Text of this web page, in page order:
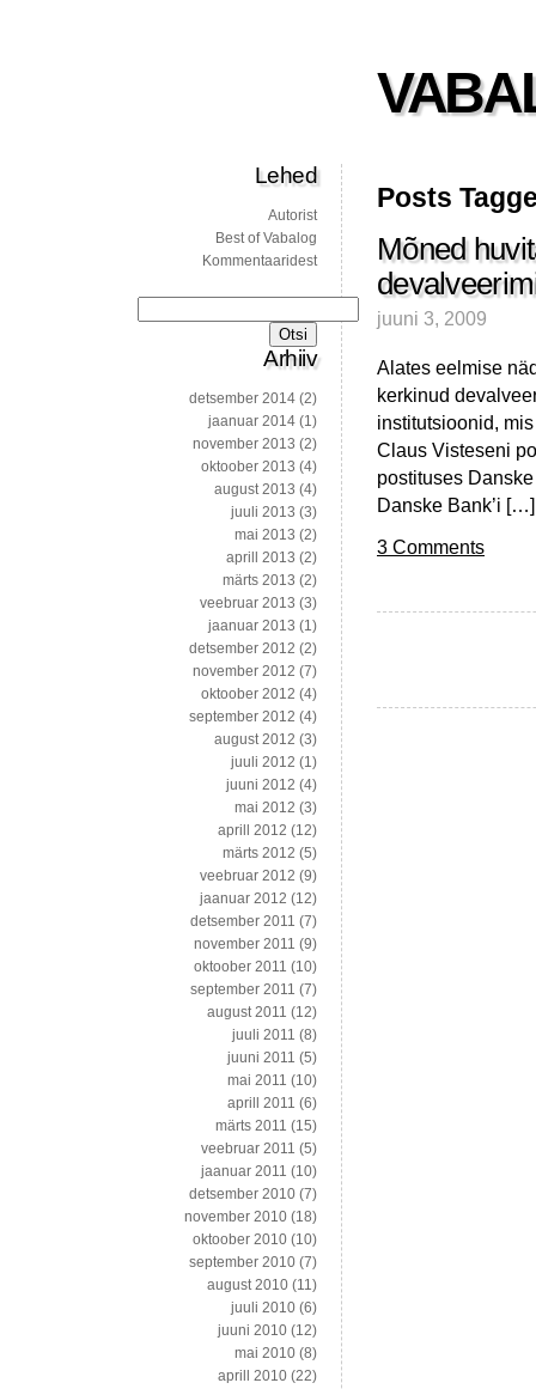
Posts
Mõned
juuni 3, 2009
Alates eelmise
kerkinud
institutsioonid,
Claus Visteseni
postituses
Danske Bank’i […]
3 Comments
Lehed
Autorist
Best of Vabalog
Kommentaaridest
Arhiiv
detsember 2014 (2)
jaanuar 2014 (1)
november 2013 (2)
oktoober 2013 (4)
august 2013 (4)
juuli 2013 (3)
mai 2013 (2)
aprill 2013 (2)
märts 2013 (2)
veebruar 2013 (3)
jaanuar 2013 (1)
detsember 2012 (2)
november 2012 (7)
oktoober 2012 (4)
september 2012 (4)
august 2012 (3)
juuli 2012 (1)
juuni 2012 (4)
mai 2012 (3)
aprill 2012 (12)
märts 2012 (5)
veebruar 2012 (9)
jaanuar 2012 (12)
detsember 2011 (7)
november 2011 (9)
oktoober 2011 (10)
september 2011 (7)
august 2011 (12)
juuli 2011 (8)
juuni 2011 (5)
mai 2011 (10)
aprill 2011 (6)
märts 2011 (15)
veebruar 2011 (5)
jaanuar 2011 (10)
detsember 2010 (7)
november 2010 (18)
oktoober 2010 (10)
september 2010 (7)
august 2010 (11)
juuli 2010 (6)
juuni 2010 (12)
mai 2010 (8)
aprill 2010 (22)